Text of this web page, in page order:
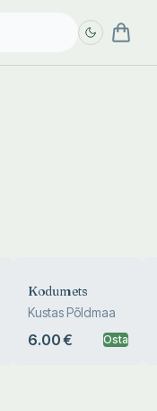
Kodumets
Kustas Põldmaa
6.00 € Osta